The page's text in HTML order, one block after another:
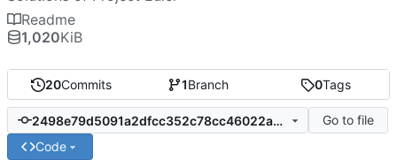
20Commits 1Branch 0Tags
2498e79d5091a2dfcc352c78cc46022a7264a604
Go to file
Code
Readme
1,020KiB